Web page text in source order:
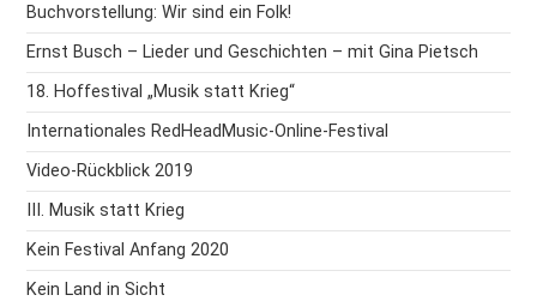
Buchvorstellung: Wir sind ein Folk!
Ernst Busch – Lieder und Geschichten – mit Gina Pietsch
18. Hoffestival „Musik statt Krieg“
Internationales RedHeadMusic-Online-Festival
Video-Rückblick 2019
III. Musik statt Krieg
Kein Festival Anfang 2020
Kein Land in Sicht